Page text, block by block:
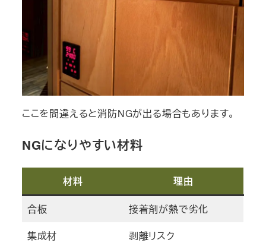
ここを間違えると消防NGが出る場合もあります。
NGになりやすい材料
材料 理由
合板
接着剤が熱で劣化
集成材
剥離リスク